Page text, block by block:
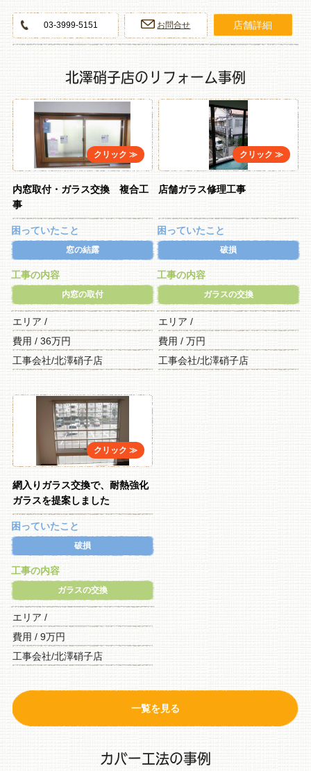
03-3999-5151 お問合せ 店舗詳細
北澤硝子店のリフォーム事例
内窓取付・ガラス交換 複合工
事
困っていたこと
窓の結露
工事の内容
内窓の取付
エリア /
費用 / 36万円
工事会社/北澤硝子店
店舗ガラス修理工事
困っていたこと
破損
工事の内容
ガラスの交換
エリア /
費用 / 万円
工事会社/北澤硝子店
網入りガラス交換で、耐熱強化
ガラスを提案しました
困っていたこと
破損
工事の内容
ガラスの交換
エリア /
費用 / 9万円
工事会社/北澤硝子店
一覧を見る
カバー工法の事例